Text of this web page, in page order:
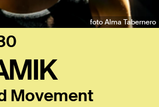
foto Alma Tabernero
Movement